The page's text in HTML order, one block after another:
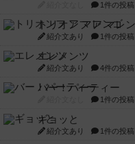
1件の投稿
トリオンフ ア マレ
紹介文あり 1件の投稿
エレメンツ
紹介文あり 4件の投稿
バー！パーティー
1件の投稿
ギョッと
紹介文あり 1件の投稿